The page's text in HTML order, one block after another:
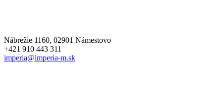
Nábrežie 1160, 02901 Námestovo
+421 910 443 311
imperia@imperia-m.sk